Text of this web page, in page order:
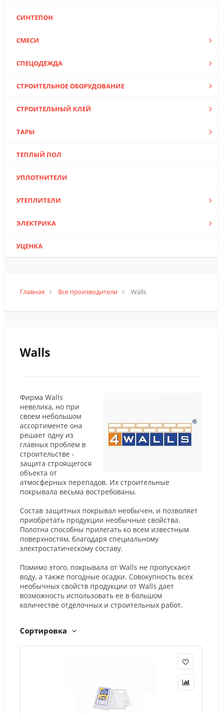
СИНТЕПОН
СМЕСИ
СПЕЦОДЕЖДА
СТРОИТЕЛЬНОЕ ОБОРУДОВАНИЕ
СТРОИТЕЛЬНЫЙ КЛЕЙ
ТАРЫ
ТЕПЛЫЙ ПОЛ
УПЛОТНИТЕЛИ
УТЕПЛИТЕЛИ
ЭЛЕКТРИКА
УЦЕНКА
Главная Все производители Walls
Walls
Фирма Walls
невелика, но при
своем небольшом
ассортименте она
решает одну из
главных проблем в
строительстве -
защита строящегося
объекта от
атмосферных перепадов. Их строительные
покрывала весьма востребованы.
Состав защитных покрывал необычен, и позволяет
приобретать продукции необычные свойства.
Полотна способны прилегать ко всем известным
поверхностям, благодаря специальному
электростатическому составу.
Помимо этого, покрывала от Walls не пропускают
воду, а также погодные осадки. Совокупность всех
необычных свойств продукции от Walls дает
возможность использовать ее в большом
количестве отделочных и строительных работ.
Сортировка